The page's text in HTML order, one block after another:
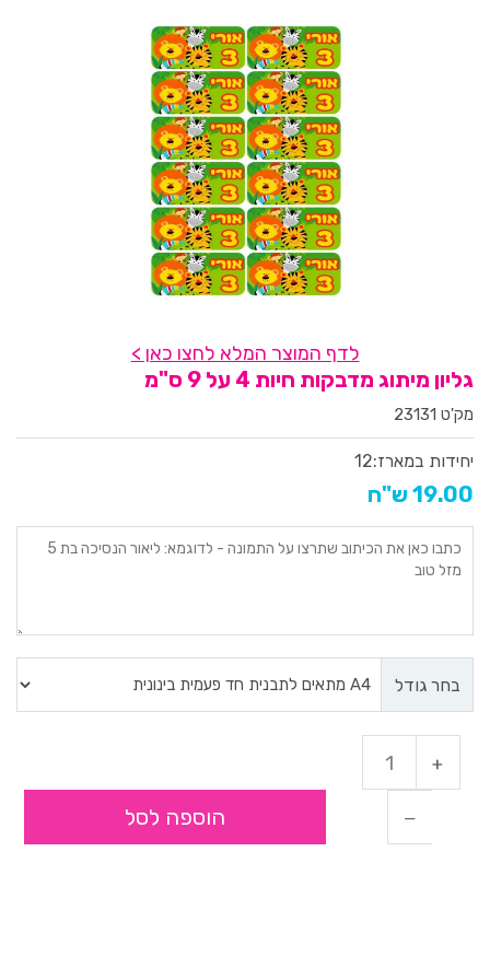
לדף המוצר המלא לחצו כאן >
גליון מיתוג מדבקות חיות 4 על 9 ס"מ
מק'ט 23131
יחידות במארז:12
19.00 ש"ח
בחר גודל
הוספה לסל